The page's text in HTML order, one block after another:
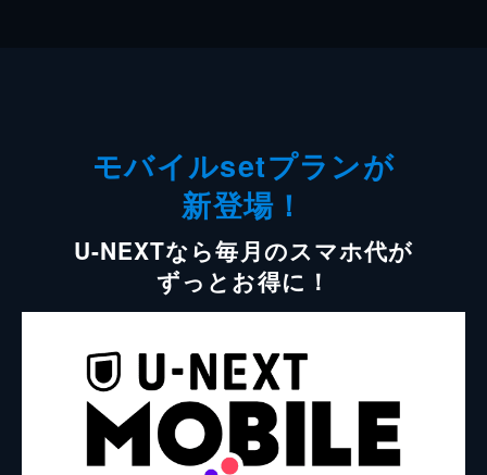
モバイルsetプランが
新登場！
U-NEXTなら毎月のスマホ代が
ずっとお得に！